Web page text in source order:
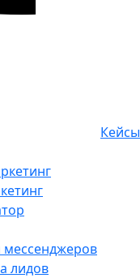
мессенджеров
лидов
Кейсы